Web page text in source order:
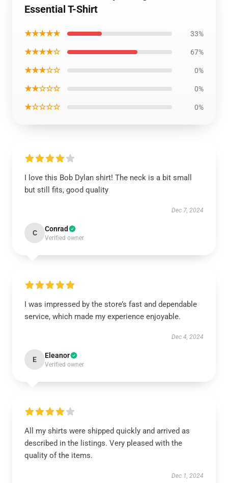
Essential T-Shirt
★★★★★ 33%
★★★★☆ 67%
★★★☆☆ 0%
★★☆☆☆ 0%
★☆☆☆☆ 0%
I love this Bob Dylan shirt! The neck is a bit small
but still fits, good quality
Dec 7, 2024
C Conrad
Verified owner
I was impressed by the store’s fast and dependable
service, which made my experience enjoyable.
Dec 4, 2024
E Eleanor
Verified owner
All my shirts were shipped quickly and arrived as
described in the listings. Very pleased with the
quality of the items.
Dec 1, 2024